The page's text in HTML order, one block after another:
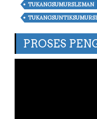
TUKANGSUMURSLEMAN
PROSES